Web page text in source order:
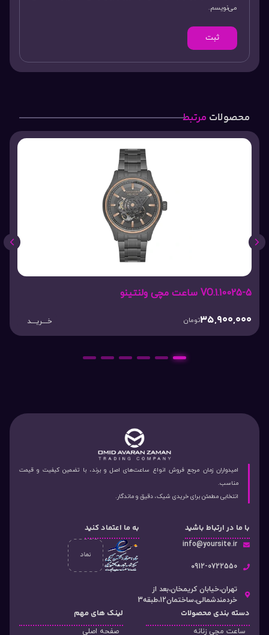
می‌نویسم.
محصولات مرتبط
VO.1.10025-5 ساعت مچی ولنتینو
35,900,000تومان خـــریـــد
1
2
3
4
5
امیدواران زمان مرجع فروش انواع ساعت‌های اصل و برند، با تضمین کیفیت و قیمت
مناسب.
انتخابی مطمئن برای خریدی شیک، دقیق و ماندگار.
با ما در ارتباط باشید
info@yoursite.ir
۰912-0722550
تهران،خیابان کریمخان،بعد از
خردمندشمالی،ساختمان12،طبقه3
به ما اعتماد کنید
دسته‌ بندی محصولات
ساعت مچی زنانه
لینک های مهم
صفحه اصلی